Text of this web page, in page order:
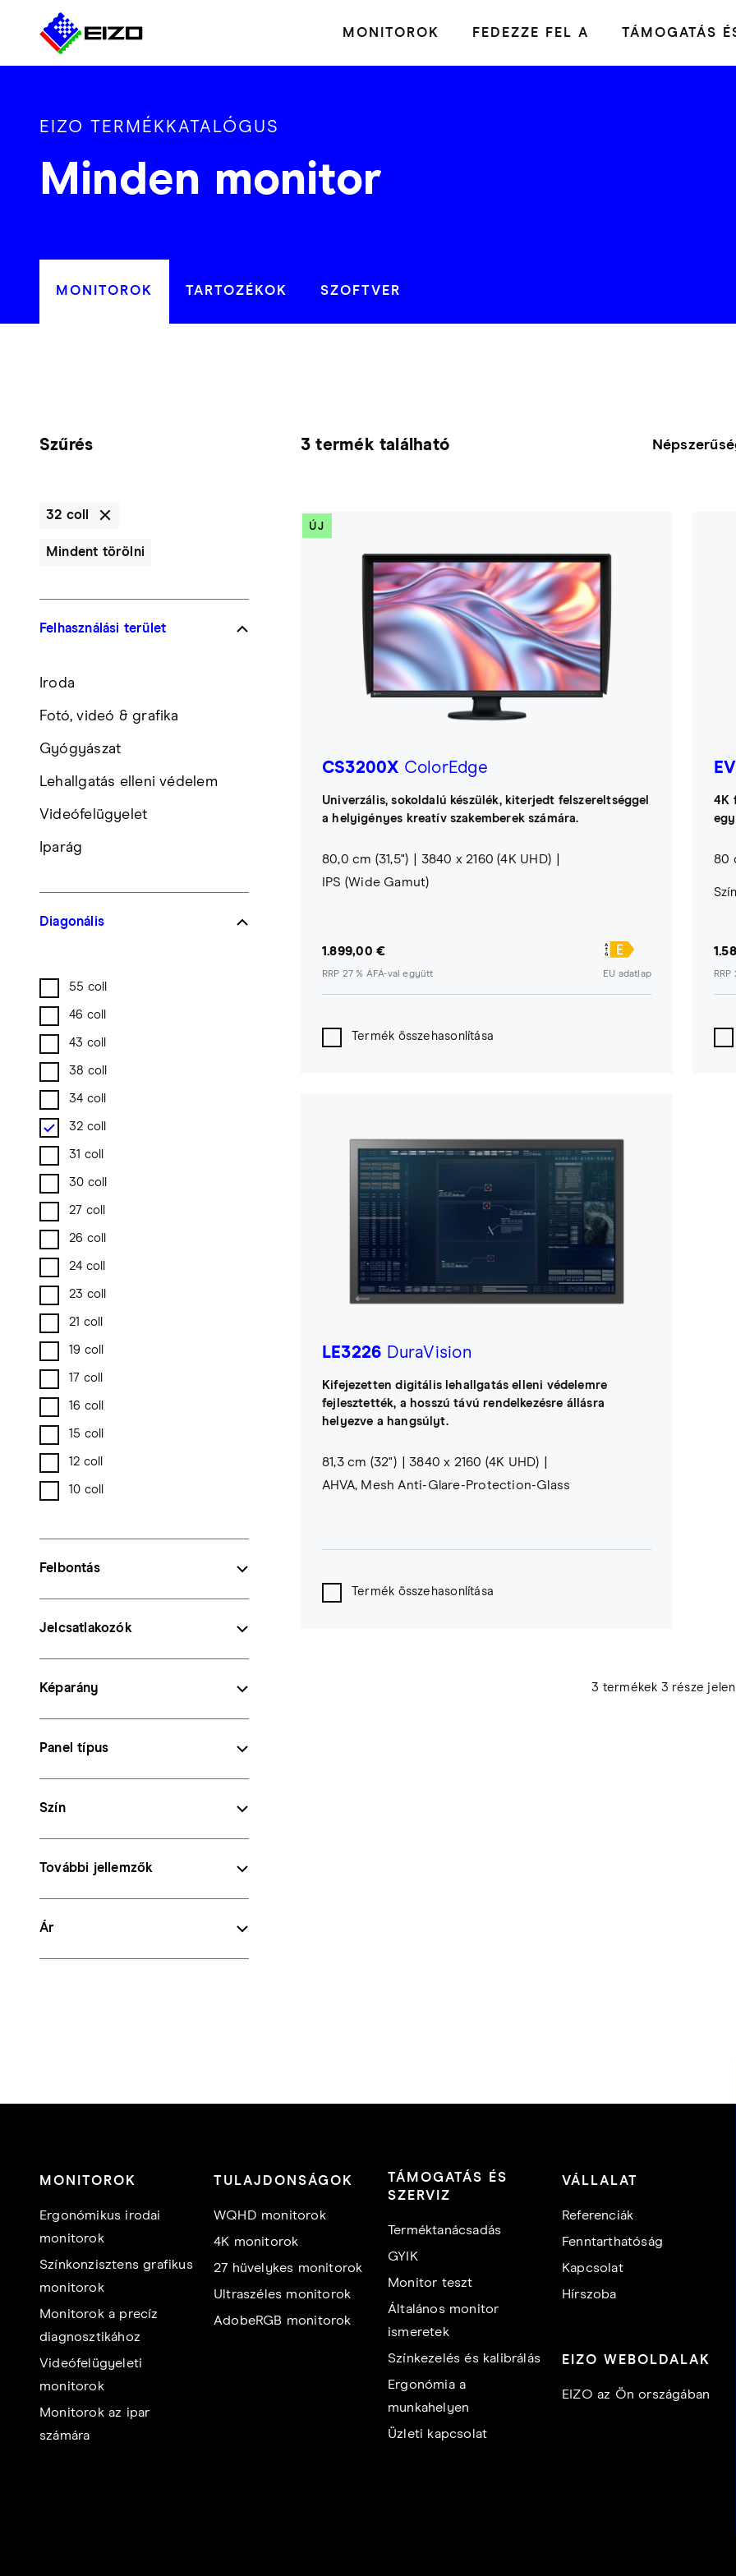
MONITOROK FEDEZZE FEL A TÁMOGATÁS
EIZO TERMÉKKATALÓGUS
Minden monitor
MONITOROK TARTOZÉKOK SZOFTVER
Szűrés 3 termék található
32 coll
Mindent törölni
Felhasználási terület
Iroda
Fotó, videó & grafika
Gyógyászat
Lehallgatás elleni védelem
Videófelügyelet
Iparág
Diagonális
55 coll
46 coll
43 coll
38 coll
34 coll
32 coll
31 coll
30 coll
27 coll
26 coll
24 coll
23 coll
21 coll
19 coll
17 coll
16 coll
15 coll
12 coll
10 coll
Felbontás
Jelcsatlakozók
Képarány
Panel típus
Szín
További jellemzők
Ár
ÚJ
CS3200X ColorEdge
Univerzális, sokoldalú készülék, kiterjedt felszereltséggel
a helyigényes kreatív szakemberek számára.
80,0 cm (31,5")
3840 x 2160 (4K UHD)
IPS (Wide Gamut)
1.899,00 €
RRP 27 % ÁFÁ-val együtt EU adatlap
Termék összehasonlítása
4K
80
LE3226 DuraVision
Kifejezetten digitális lehallgatás elleni védelemre
fejlesztették, a hosszú távú rendelkezésre állásra
helyezve a hangsúlyt.
81,3 cm (32")
3840 x 2160 (4K UHD)
AHVA, Mesh Anti-Glare-Protection-Glass
Termék összehasonlítása
3 termékek 3 része
MONITOROK
Ergonómikus irodai
monitorok
Színkonzisztens grafikus
monitorok
Monitorok a precíz
diagnosztikához
Videófelügyeleti
monitorok
Monitorok az ipar
számára
TULAJDONSÁGOK
WQHD monitorok
4K monitorok
27 hüvelykes monitorok
Ultraszéles monitorok
AdobeRGB monitorok
TÁMOGATÁS ÉS
SZERVIZ
Terméktanácsadás
GYIK
Monitor teszt
Általános monitor
ismeretek
Színkezelés és kalibrálás
Ergonómia a
munkahelyen
Üzleti kapcsolat
VÁLLALAT
Referenciák
Fenntarthatóság
Kapcsolat
Hírszoba
EIZO WEBOLDALAK
EIZO az Ön országában